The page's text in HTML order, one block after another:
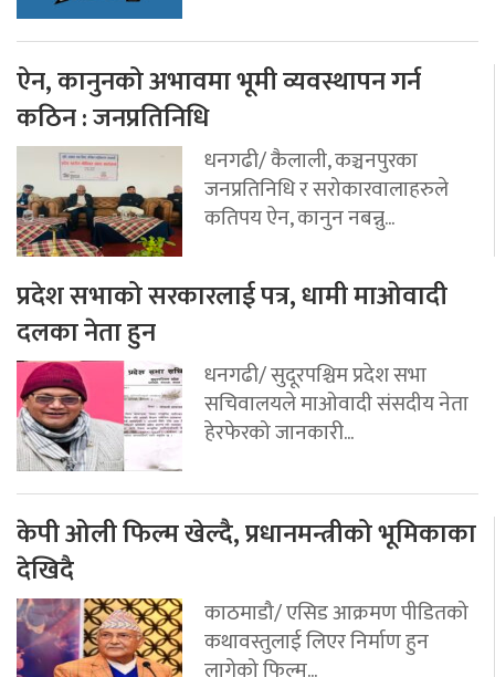
ऐन, कानुनको अभावमा भूमी व्यवस्थापन गर्न
कठिन : जनप्रतिनिधि
धनगढी/ कैलाली, कञ्चनपुरका
जनप्रतिनिधि र सरोकारवालाहरुले
कतिपय ऐन, कानुन नबन्नु...
प्रदेश सभाको सरकारलाई पत्र, धामी माओवादी
दलका नेता हुन
धनगढी/ सुदूरपश्चिम प्रदेश सभा
सचिवालयले माओवादी संसदीय नेता
हेरफेरको जानकारी...
केपी ओली फिल्म खेल्दै, प्रधानमन्त्रीको भूमिकाका
देखिदै
काठमाडौ/ एसिड आक्रमण पीडितको
कथावस्तुलाई लिएर निर्माण हुन